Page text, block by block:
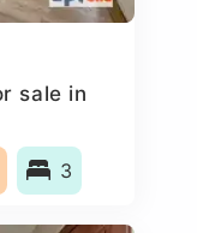
sale in
3